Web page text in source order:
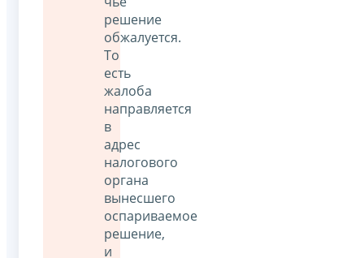
решение
обжалуется.
То
есть
жалоба
направляется
в
адрес
налогового
органа
вынесшего
оспариваемое
решение,
и